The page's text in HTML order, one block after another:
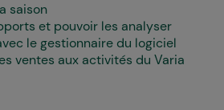
saison
et pouvoir les analyser
le gestionnaire du logiciel
ventes aux activités du Varia